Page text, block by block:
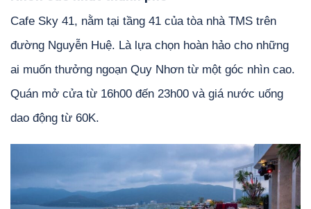
Cafe Sky 41, nằm tại tầng 41 của tòa nhà TMS trên
đường Nguyễn Huệ. Là lựa chọn hoàn hảo cho những
ai muốn thưởng ngoạn Quy Nhơn từ một góc nhìn cao.
Quán mở cửa từ 16h00 đến 23h00 và giá nước uống
dao động từ 60K.